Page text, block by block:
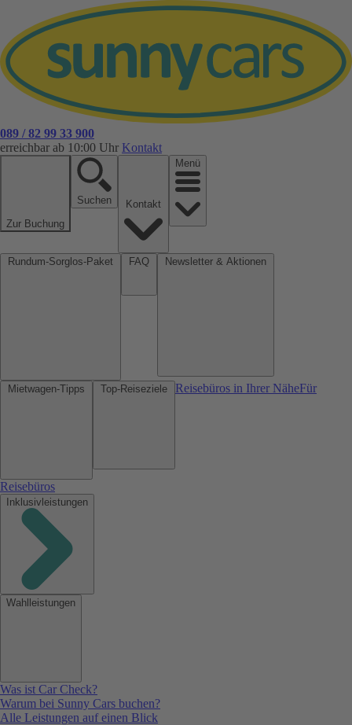
089 / 82 99 33 900
erreichbar ab 10:00 Uhr Kontakt
Zur Buchung
Suchen
Menü
Reisebüros in Ihrer NäheFür
Reisebüros
Inklusivleistungen
Wahlleistungen
Was ist Car Check?
Warum bei Sunny Cars buchen?
Alle Leistungen auf einen Blick